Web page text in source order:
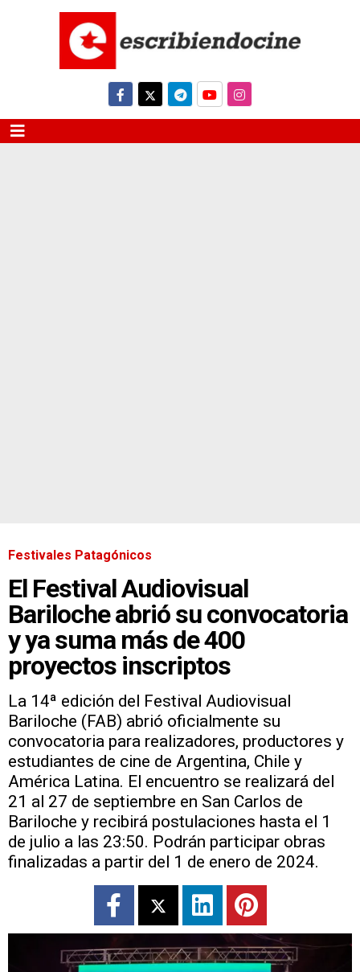
Festivales Patagónicos
El Festival Audiovisual
Bariloche abrió su convocatoria
y ya suma más de 400
proyectos inscriptos
La 14ª edición del Festival Audiovisual
Bariloche (FAB) abrió oficialmente su
convocatoria para realizadores, productores y
estudiantes de cine de Argentina, Chile y
América Latina. El encuentro se realizará del
21 al 27 de septiembre en San Carlos de
Bariloche y recibirá postulaciones hasta el 1
de julio a las 23:50. Podrán participar obras
finalizadas a partir del 1 de enero de 2024.